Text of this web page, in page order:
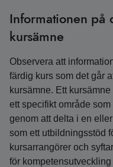
Informationen på
kursämne
Observera att
färdig kurs som det går
kursämne. Ett
ett specifikt område
genom att delta i en
som ett utbildningsstöd
kursarrangörer och
för